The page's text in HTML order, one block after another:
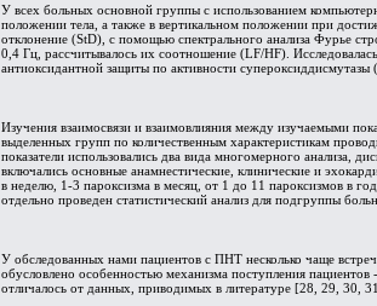
У всех больных основной группы с использованием
положении тела, а также в вертикальном положении при
отклонение (StD), с помощью спектрального анализа Фурье
0,4 Гц, рассчитывалось их соотношение (LF/HF).
антиоксидантной защиты по активности
Изучения взаимосвязи и взаимовлияния между изучаемыми
выделенных групп по количественным характеристикам
показатели использовались два вида многомерного анализа,
включались основные анамнестические, клинические и
в неделю, 1-3 пароксизма в месяц, от 1 до 11 пароксизмов в
отдельно проведен статистический анализ для подгруппы
У обследованных нами пациентов с ПНТ несколько чаще
обусловлено особенностью механизма поступления
отличалось от данных, приводимых в литературе [28, 29, 30,